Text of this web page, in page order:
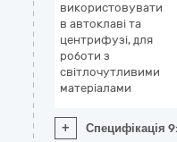
використовувати
в автоклаві та
центрифузі, для
роботи з
світлочутливими
матеріалами
+ Специфікація